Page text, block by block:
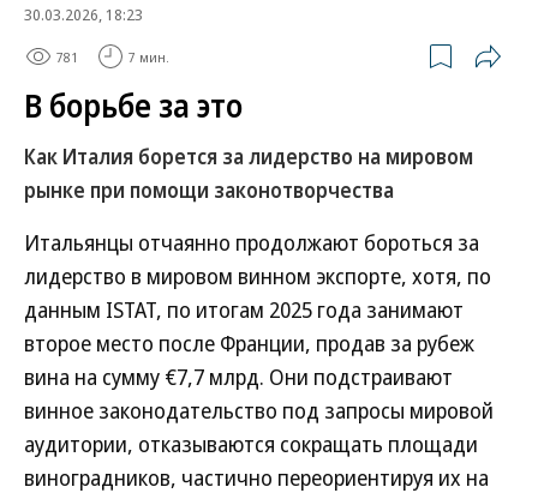
30.03.2026, 18:23
781 7 мин.
В борьбе за это
Как Италия борется за лидерство на мировом
рынке при помощи законотворчества
Итальянцы отчаянно продолжают бороться за
лидерство в мировом винном экспорте, хотя, по
данным ISTAT, по итогам 2025 года занимают
второе место после Франции, продав за рубеж
вина на сумму €7,7 млрд. Они подстраивают
винное законодательство под запросы мировой
аудитории, отказываются сокращать площади
виноградников, частично переориентируя их на